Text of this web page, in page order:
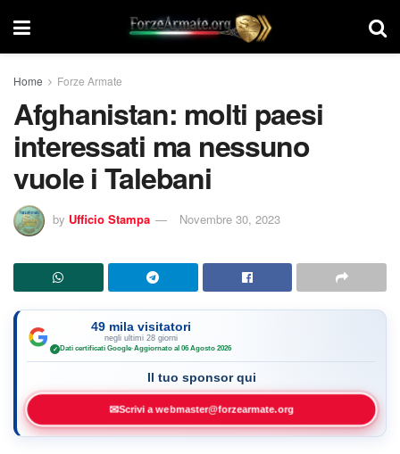
Home Forze Armate
Afghanistan: molti paesi
interessati ma nessuno
vuole i Talebani
by Ufficio Stampa Novembre 30, 2023
49 mila visitatori
negli ultimi 28 giorni
✓ Dati certificati Google·Aggiornato al 06 Agosto 2026
Il tuo sponsor qui
✉Scrivi a webmaster@forzearmate.org